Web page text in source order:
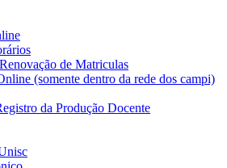
de Matriculas
(somente dentro da rede dos campi)
da Produção Docente